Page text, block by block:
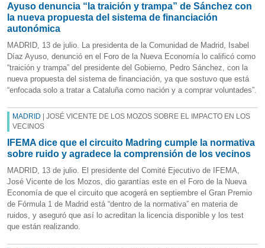
Ayuso denuncia “la traición y trampa” de Sánchez con
la nueva propuesta del sistema de financiación
autonómica
MADRID, 13 de julio. La presidenta de la Comunidad de Madrid, Isabel
Díaz Ayuso, denunció en el Foro de la Nueva Economía lo calificó como
“traición y trampa” del presidente del Gobierno, Pedro Sánchez, con la
nueva propuesta del sistema de financiación, ya que sostuvo que está
“enfocada solo a tratar a Cataluña como nación y a comprar voluntades”.
MADRID | JOSÉ VICENTE DE LOS MOZOS SOBRE EL IMPACTO EN LOS
VECINOS
IFEMA dice que el circuito Madring cumple la normativa
sobre ruido y agradece la comprensión de los vecinos
MADRID, 13 de julio. El presidente del Comité Ejecutivo de IFEMA,
José Vicente de los Mozos, dio garantías este en el Foro de la Nueva
Economía de que el circuito que acogerá en septiembre el Gran Premio
de Fórmula 1 de Madrid está “dentro de la normativa” en materia de
ruidos, y aseguró que así lo acreditan la licencia disponible y los test
que están realizando.